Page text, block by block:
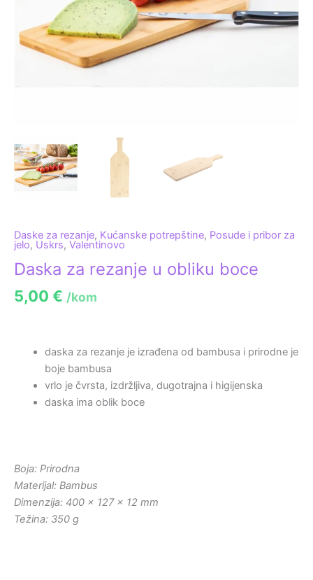
Daske za rezanje, Kućanske potrepštine, Posude i pribor za
jelo, Uskrs, Valentinovo
Daska za rezanje u obliku boce
5,00 € /kom
daska za rezanje je izrađena od bambusa i prirodne je
boje bambusa
vrlo je čvrsta, izdržljiva, dugotrajna i higijenska
daska ima oblik boce
Boja: Prirodna
Materijal: Bambus
Dimenzija: 400 x 127 x 12 mm
Težina: 350 g